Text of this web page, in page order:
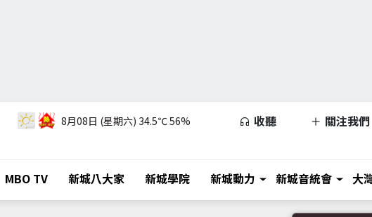
8月08日 (星期六) 34.5℃56% 收聽 關注我們
MBO TV 新城八大家 新城學院 新城動力 新城音統會 大